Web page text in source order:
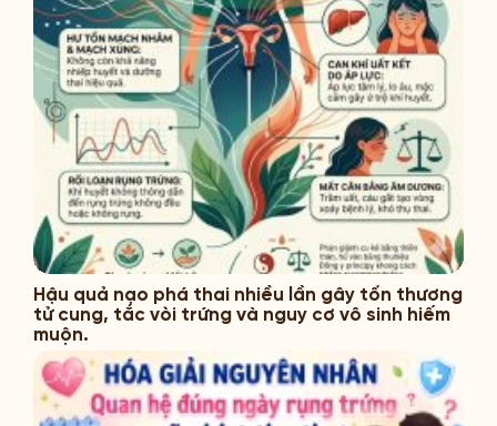
Hậu quả nạo phá thai nhiều lần gây tổn thương
tử cung, tắc vòi trứng và nguy cơ vô sinh hiếm
muộn.